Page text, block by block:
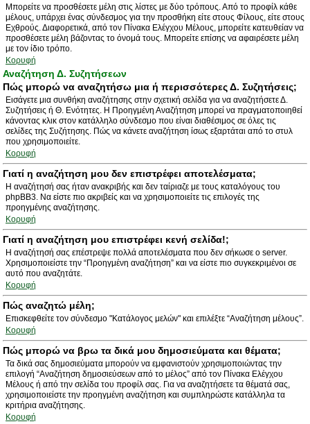
Μπορείτε να προσθέσετε μέλη στις λίστες με δύο τρόπους. Από το προφίλ κάθε
μέλους, υπάρχει ένας σύνδεσμος για την προσθήκη είτε στους Φίλους, είτε στους
Εχθρούς. Διαφορετικά, από τον Πίνακα Ελέγχου Μέλους, μπορείτε κατευθείαν να
προσθέσετε μέλη βάζοντας το όνομά τους. Μπορείτε επίσης να αφαιρέσετε μέλη
με τον ίδιο τρόπο.
Κορυφή
Αναζήτηση Δ. Συζητήσεων
Πώς μπορώ να αναζητήσω μια ή περισσότερες Δ. Συζητήσεις;
Εισάγετε μια συνθήκη αναζήτησης στην σχετική σελίδα για να αναζητήσετε Δ.
Συζητήσεις ή Θ. Ενότητες. Η Προηγμένη Αναζήτηση μπορεί να πραγματοποιηθεί
κάνοντας κλικ στον κατάλληλο σύνδεσμο που είναι διαθέσιμος σε όλες τις
σελίδες της Συζήτησης. Πώς να κάνετε αναζήτηση ίσως εξαρτάται από το στυλ
που χρησιμοποιείτε.
Κορυφή
Γιατί η αναζήτηση μου δεν επιστρέφει αποτελέσματα;
Η αναζήτησή σας ήταν ανακριβής και δεν ταίριαζε με τους καταλόγους του
phpBB3. Να είστε πιο ακριβείς και να χρησιμοποιείτε τις επιλογές της
προηγμένης αναζήτησης.
Κορυφή
Γιατί η αναζήτηση μου επιστρέφει κενή σελίδα!;
Η αναζήτησή σας επέστρεψε πολλά αποτελέσματα που δεν σήκωσε ο server.
Χρησιμοποιείστε την “Προηγμένη αναζήτηση” και να είστε πιο συγκεκριμένοι σε
αυτό που αναζητάτε.
Κορυφή
Πώς αναζητώ μέλη;
Επισκεφθείτε τον σύνδεσμο "Κατάλογος μελών" και επιλέξτε “Αναζήτηση μέλους”.
Κορυφή
Πώς μπορώ να βρω τα δικά μου δημοσιεύματα και θέματα;
Τα δικά σας δημοσιεύματα μπορούν να εμφανιστούν χρησιμοποιώντας την
επιλογή “Αναζήτηση δημοσιεύσεων από το μέλος” από τον Πίνακα Ελέγχου
Μέλους ή από την σελίδα του προφίλ σας. Για να αναζητήσετε τα θέματά σας,
χρησιμοποιείστε την προηγμένη αναζήτηση και συμπληρώστε κατάλληλα τα
κριτήρια αναζήτησης.
Κορυφή